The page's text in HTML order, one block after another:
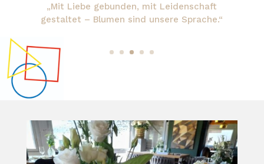
„Blumen und Geschenke: Bei uns finden
Sie die schönsten Möglichkeiten, Freude